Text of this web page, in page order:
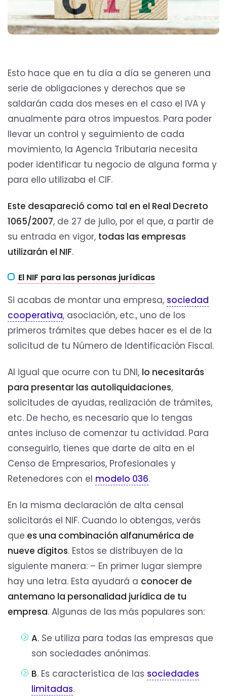
Esto hace que en tu día a día se generen una
serie de obligaciones y derechos que se
saldarán cada dos meses en el caso el IVA y
anualmente para otros impuestos. Para poder
llevar un control y seguimiento de cada
movimiento, la Agencia Tributaria necesita
poder identificar tu negocio de alguna forma y
para ello utilizaba el CIF.
Este desapareció como tal en el Real Decreto
1065/2007, de 27 de julio, por el que, a partir de
su entrada en vigor, todas las empresas
utilizarán el NIF.
El NIF para las personas jurídicas
Si acabas de montar una empresa, sociedad
cooperativa, asociación, etc., uno de los
primeros trámites que debes hacer es el de la
solicitud de tu Número de Identificación Fiscal.
Al igual que ocurre con tu DNI, lo necesitarás
para presentar las autoliquidaciones,
solicitudes de ayudas, realización de trámites,
etc. De hecho, es necesario que lo tengas
antes incluso de comenzar tu actividad. Para
conseguirlo, tienes que darte de alta en el
Censo de Empresarios, Profesionales y
Retenedores con el modelo 036.
En la misma declaración de alta censal
solicitarás el NIF. Cuando lo obtengas, verás
que es una combinación alfanumérica de
nueve dígitos. Estos se distribuyen de la
siguiente manera: – En primer lugar siempre
hay una letra. Esta ayudará a conocer de
antemano la personalidad jurídica de tu
empresa. Algunas de las más populares son:
A. Se utiliza para todas las empresas que
son sociedades anónimas.
B. Es característica de las sociedades
limitadas.